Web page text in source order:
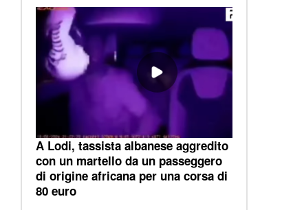
A Lodi, tassista albanese aggredito
con un martello da un passeggero
di origine africana per una corsa di
80 euro